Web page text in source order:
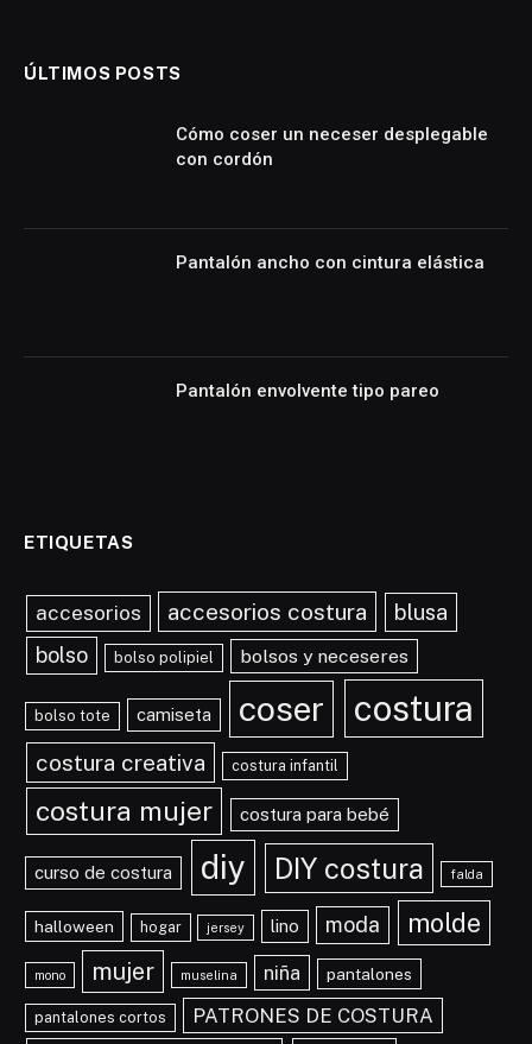
ÚLTIMOS POSTS
Cómo coser un neceser desplegable
con cordón
Pantalón ancho con cintura elástica
Pantalón envolvente tipo pareo
ETIQUETAS
accesorios accesorios costura blusa
bolso bolso polipiel bolsos y neceseres
bolso tote camiseta coser costura
costura creativa costura infantil
costura mujer costura para bebé
curso de costura diy DIY costura falda
halloween hogar jersey lino moda molde
mono mujer muselina niña pantalones
pantalones cortos PATRONES DE COSTURA